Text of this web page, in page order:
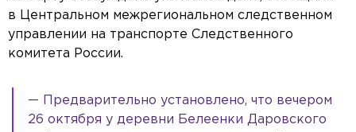
в Центральном межрегиональном следственном
управлении на транспорте Следственного
комитета России.
— Предварительно установлено, что вечером
26 октября у деревни Белеенки Даровского